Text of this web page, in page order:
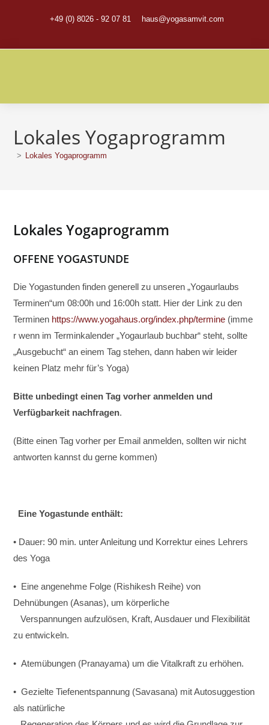
+49 (0) 8026 - 92 07 81 haus@yogasamvit.com
Lokales Yogaprogramm
> Lokales Yogaprogramm
Lokales Yogaprogramm
OFFENE YOGASTUNDE
Die Yogastunden finden generell zu unseren „Yogaurlaubs
Terminen“um 08:00h und 16:00h statt. Hier der Link zu den
Terminen https://www.yogahaus.org/index.php/termine (imme
r wenn im Terminkalender „Yogaurlaub buchbar“ steht, sollte
„Ausgebucht“ an einem Tag stehen, dann haben wir leider
keinen Platz mehr für’s Yoga)
Bitte unbedingt einen Tag vorher anmelden und
Verfügbarkeit nachfragen.
(Bitte einen Tag vorher per Email anmelden, sollten wir nicht
antworten kannst du gerne kommen)
Eine Yogastunde enthält:
• Dauer: 90 min. unter Anleitung und Korrektur eines Lehrers
des Yoga
• Eine angenehme Folge (Rishikesh Reihe) von
Dehnübungen (Asanas), um körperliche
Verspannungen aufzulösen, Kraft, Ausdauer und Flexibilität
zu entwickeln.
• Atemübungen (Pranayama) um die Vitalkraft zu erhöhen.
• Gezielte Tiefenentspannung (Savasana) mit Autosuggestion
als natürliche